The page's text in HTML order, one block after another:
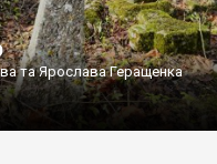
та Ярослава Геращенка